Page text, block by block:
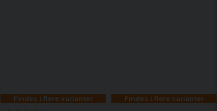
Findes i flere varianter Findes i flere varianter